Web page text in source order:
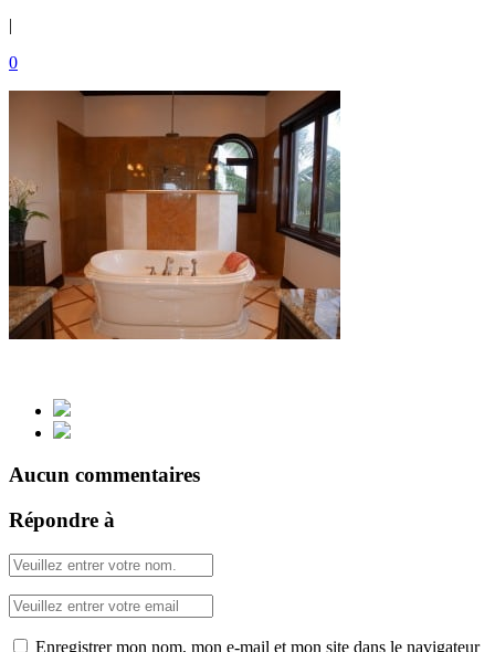
|
0
Aucun commentaires
Répondre à
Enregistrer mon nom, mon e-mail et mon site dans le navigateur